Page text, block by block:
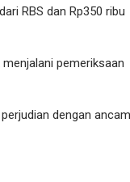
RBS dan Rp350 ribu
pemeriksaan
dengan